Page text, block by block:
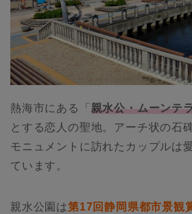
熱海市にある「 親水公・ムーンテ
とする恋人の聖地。アーチ状の石
モニュメントに訪れたカップルは
ています。
親水公園は第17回静岡県都市景観